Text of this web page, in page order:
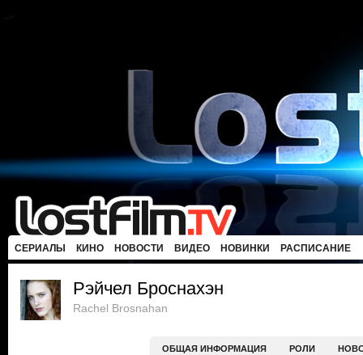
СЕРИАЛЫ КИНО НОВОСТИ ВИДЕО НОВИНКИ РАСПИСАНИЕ
Рэйчел Броснахэн
Rachel Brosnahan
ОБЩАЯ ИНФОРМАЦИЯ РОЛИ